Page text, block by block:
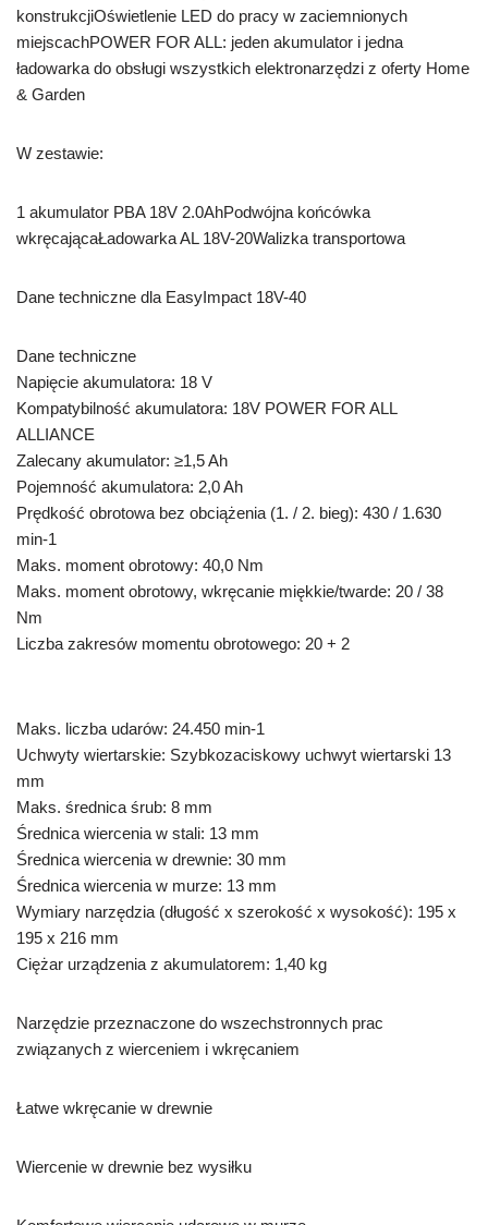
konstrukcjiOświetlenie LED do pracy w zaciemnionych
miejscachPOWER FOR ALL: jeden akumulator i jedna
ładowarka do obsługi wszystkich elektronarzędzi z oferty Home
& Garden
W zestawie:
1 akumulator PBA 18V 2.0AhPodwójna końcówka
wkręcającaŁadowarka AL 18V-20Walizka transportowa
Dane techniczne dla EasyImpact 18V-40
Dane techniczne
Napięcie akumulatora: 18 V
Kompatybilność akumulatora: 18V POWER FOR ALL
ALLIANCE
Zalecany akumulator: ≥1,5 Ah
Pojemność akumulatora: 2,0 Ah
Prędkość obrotowa bez obciążenia (1. / 2. bieg): 430 / 1.630
min-1
Maks. moment obrotowy: 40,0 Nm
Maks. moment obrotowy, wkręcanie miękkie/twarde: 20 / 38
Nm
Liczba zakresów momentu obrotowego: 20 + 2
Maks. liczba udarów: 24.450 min-1
Uchwyty wiertarskie: Szybkozaciskowy uchwyt wiertarski 13
mm
Maks. średnica śrub: 8 mm
Średnica wiercenia w stali: 13 mm
Średnica wiercenia w drewnie: 30 mm
Średnica wiercenia w murze: 13 mm
Wymiary narzędzia (długość x szerokość x wysokość): 195 x
195 x 216 mm
Ciężar urządzenia z akumulatorem: 1,40 kg
Narzędzie przeznaczone do wszechstronnych prac
związanych z wierceniem i wkręcaniem
Łatwe wkręcanie w drewnie
Wiercenie w drewnie bez wysiłku